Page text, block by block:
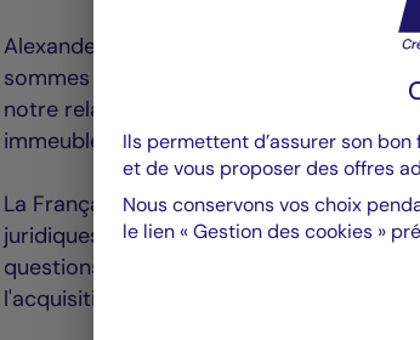
Alexander Vanheukelen, Business
sommes très satisfaits de cette
notre relation avec La Française en tant
immeubles de bureaux d'Anvers. »
La Française Real Estate Managers a
juridiques, Arcadis sur les due diligences
questions fiscales et financières. JLL a
l'acquisition. Le vendeur était conseillé
Ils permettent d’assurer son
et de vous proposer des offres
Nous conservons vos choix
le lien « Gestion des cookies »